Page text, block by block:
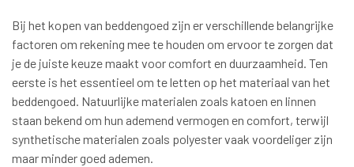
Bij het kopen van beddengoed zijn er verschillende belangrijke
factoren om rekening mee te houden om ervoor te zorgen dat
je de juiste keuze maakt voor comfort en duurzaamheid. Ten
eerste is het essentieel om te letten op het materiaal van het
beddengoed. Natuurlijke materialen zoals katoen en linnen
staan bekend om hun ademend vermogen en comfort, terwijl
synthetische materialen zoals polyester vaak voordeliger zijn
maar minder goed ademen.